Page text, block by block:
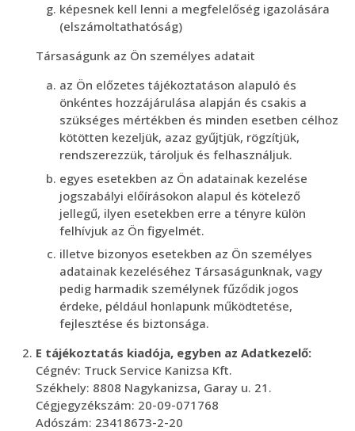
képesnek kell lenni a megfelelőség igazolására
(elszámoltathatóság)
Társaságunk az Ön személyes adatait
az Ön előzetes tájékoztatáson alapuló és
önkéntes hozzájárulása alapján és csakis a
szükséges mértékben és minden esetben célhoz
kötötten kezeljük, azaz gyűjtjük, rögzítjük,
rendszerezzük, tároljuk és felhasználjuk.
egyes esetekben az Ön adatainak kezelése
jogszabályi előírásokon alapul és kötelező
jellegű, ilyen esetekben erre a tényre külön
felhívjuk az Ön figyelmét.
illetve bizonyos esetekben az Ön személyes
adatainak kezeléséhez Társaságunknak, vagy
pedig harmadik személynek fűződik jogos
érdeke, például honlapunk működtetése,
fejlesztése és biztonsága.
E tájékoztatás kiadója, egyben az Adatkezelő:
Cégnév: Truck Service Kanizsa Kft.
Székhely: 8808 Nagykanizsa, Garay u. 21.
Cégjegyzékszám: 20-09-071768
Adószám: 23418673-2-20